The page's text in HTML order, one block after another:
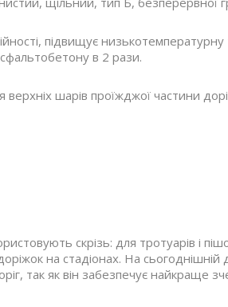
підвищує низькотемпературну
в 2 рази.
шарів проїжджої частини
скрізь: для тротуарів і
на стадіонах. На
так як він забезпечує найкраще